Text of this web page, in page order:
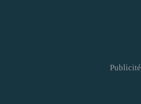
Publicité